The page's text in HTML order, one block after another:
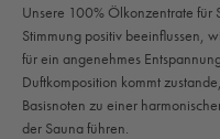
Unsere 100% Ölkonzentrate
Stimmung positiv beeinflussen,
für ein angenehmes
Duftkomposition kommt
Basisnoten zu einer
der Sauna führen.